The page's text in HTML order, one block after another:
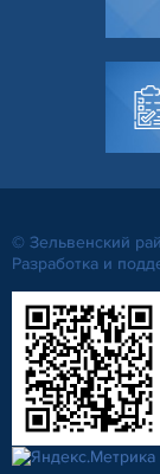
© Зельвенский
Разработка и